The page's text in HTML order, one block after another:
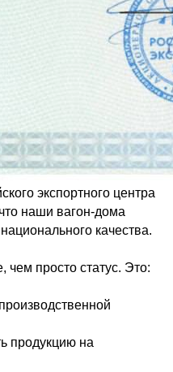
экспортного центра
наши вагон-дома
качества.
чем просто статус. Это:
продукцию на